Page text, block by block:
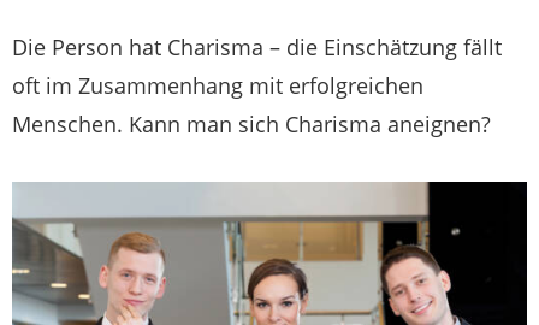
Die Person hat Charisma – die Einschätzung fällt
oft im Zusammenhang mit erfolgreichen
Menschen. Kann man sich Charisma aneignen?